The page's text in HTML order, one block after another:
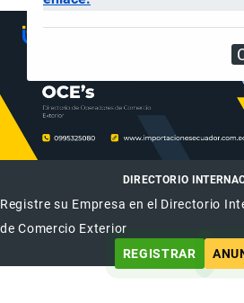
DIRECTORIO
Registre su Empresa en el Directorio
de Comercio Exterior
REGISTRAR